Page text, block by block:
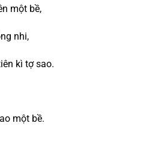
một bề,
nhi,
kì tợ sao.
một bề.